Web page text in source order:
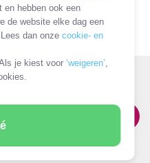
en hebben ook een
de website elke dag een
Lees dan onzecookie- en
Als je kiest voor‘weigeren’,